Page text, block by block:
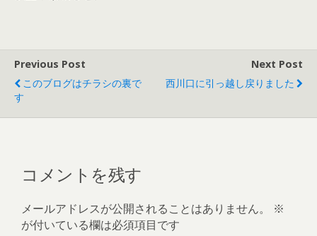
Previous Post
このブログはチラシの裏で
す
Next Post
西川口に引っ越し戻りました
コメントを残す
メールアドレスが公開されることはありません。
※
が付いている欄は必須項目です